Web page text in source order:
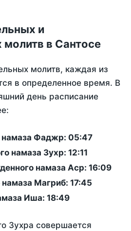
и
в Сантосе
молитв, каждая из
в определенное время. В
день расписание
намаза Фаджр: 05:47
намаза Зухр: 12:11
намаза Аср: 16:09
Магриб: 17:45
Иша: 18:49
Зухра совершается